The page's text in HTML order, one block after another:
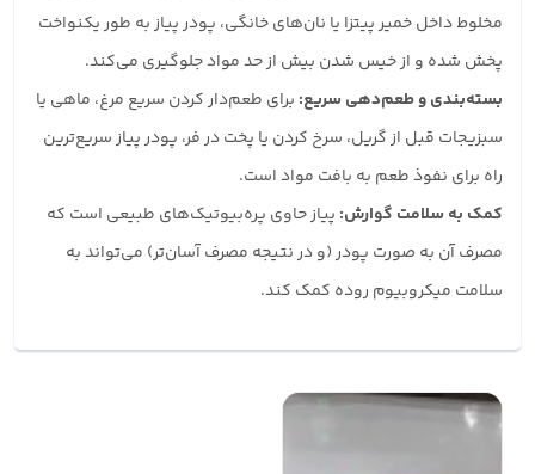
مخلوط داخل خمیر پیتزا یا نان‌های خانگی، پودر پیاز به طور یکنواخت
پخش شده و از خیس شدن بیش از حد مواد جلوگیری می‌کند.
بسته‌بندی و طعم‌دهی سریع: برای طعم‌دار کردن سریع مرغ، ماهی یا
سبزیجات قبل از گریل، سرخ کردن یا پخت در فر، پودر پیاز سریع‌ترین
راه برای نفوذ طعم به بافت مواد است.
کمک به سلامت گوارش: پیاز حاوی پره‌بیوتیک‌های طبیعی است که
مصرف آن به صورت پودر (و در نتیجه مصرف آسان‌تر) می‌تواند به
سلامت میکروبیوم روده کمک کند.